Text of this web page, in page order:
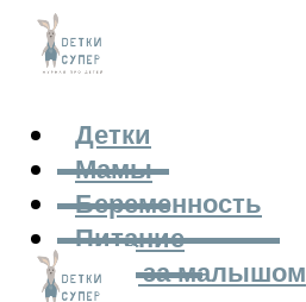
Детки
Мамы
Беременность
Питание
Уход за малышом